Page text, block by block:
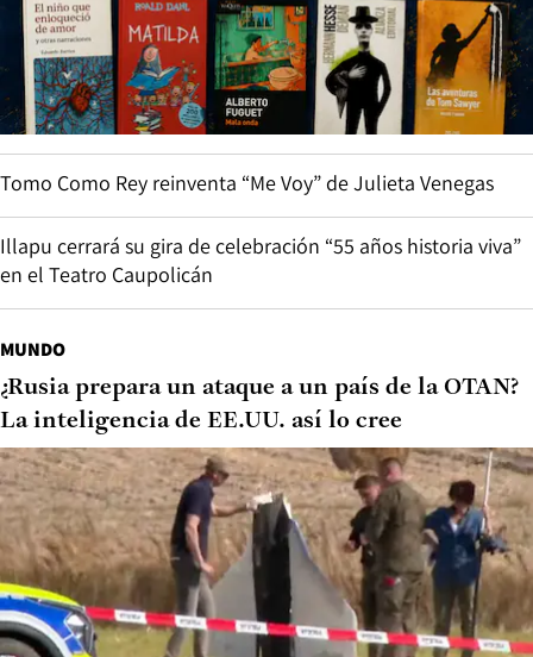
Tomo Como Rey reinventa “Me Voy” de Julieta Venegas
Illapu cerrará su gira de celebración “55 años historia viva”
en el Teatro Caupolicán
MUNDO
¿Rusia prepara un ataque a un país de la OTAN?
La inteligencia de EE.UU. así lo cree